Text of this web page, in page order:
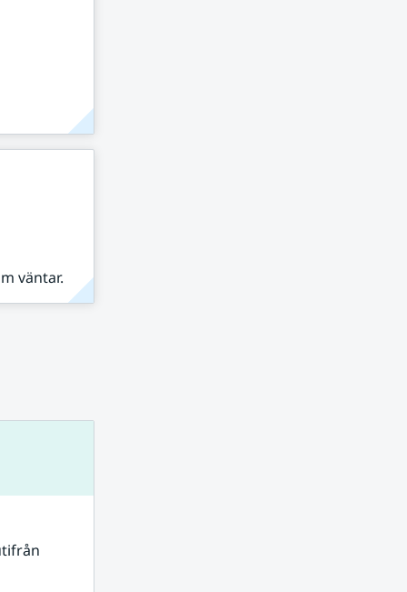
väntar.